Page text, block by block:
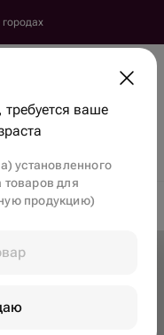
Клубника в шоколаде
букеты в Ереване
требуется ваше
установленного
товаров для
продукцию)